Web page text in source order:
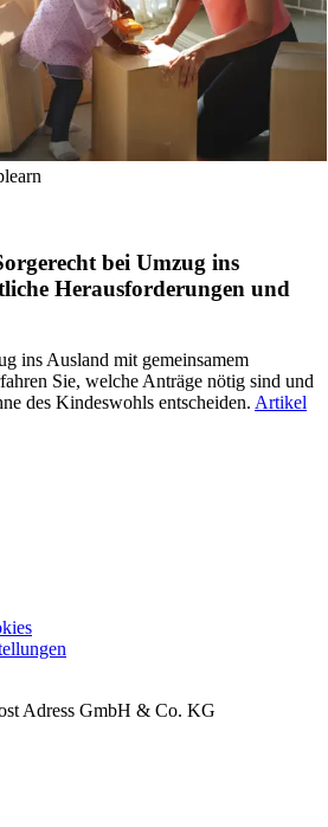
bei Umzug ins
Herausforderungen und
ins Ausland mit gemeinsamem
Sie, welche Anträge nötig sind und
des Kindeswohls entscheiden. Artikel
Adress GmbH & Co. KG